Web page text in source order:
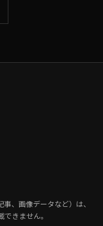
、画像データなど）は、
きません。